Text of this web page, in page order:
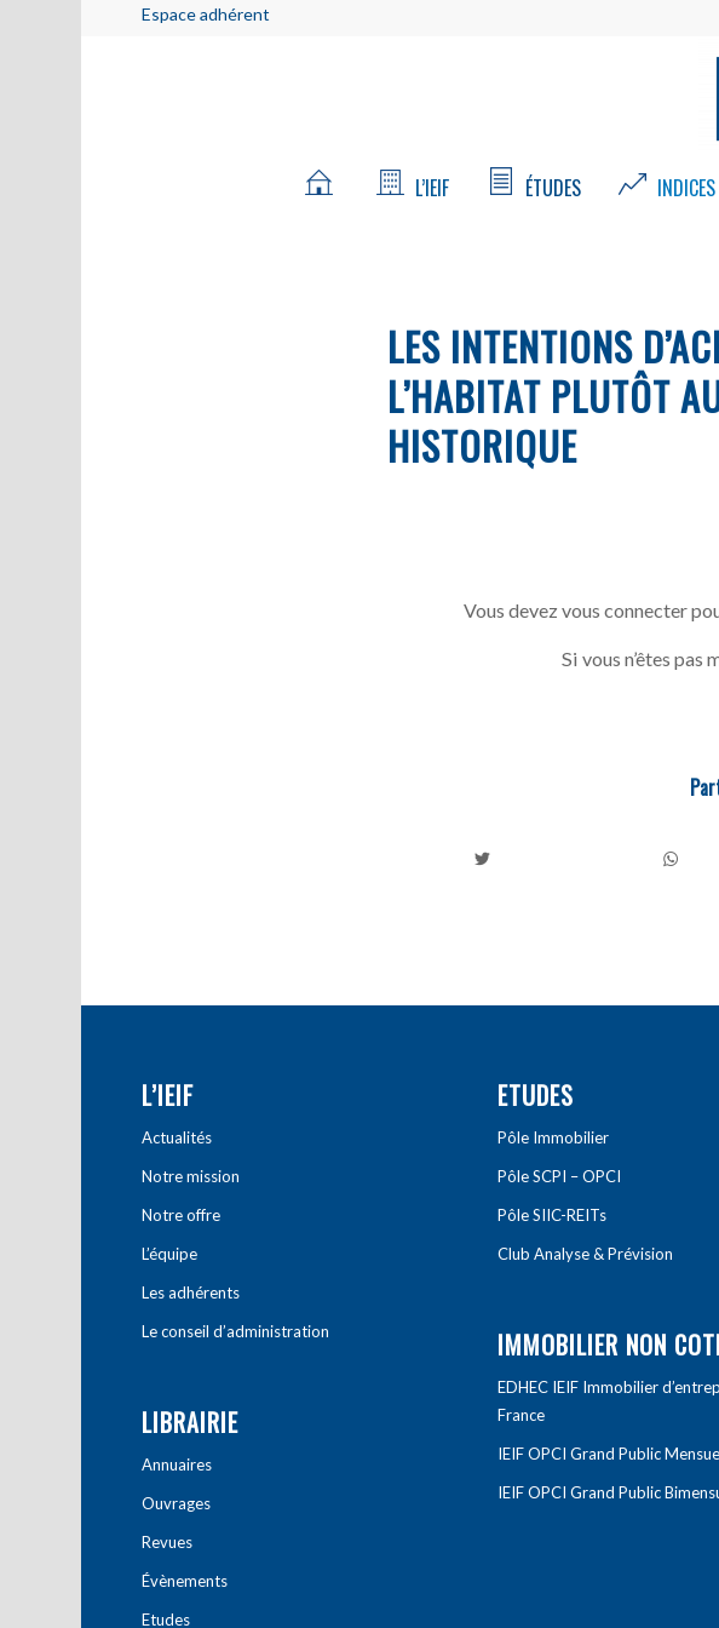
Espace adhérent
L’IEIF ÉTUDES INDICES
LES INTENTIONS
L’HABITAT PLUTÔT
HISTORIQUE
Vous devez vous connecter
Si vous n’êtes pas
L’IEIF
Actualités
Notre mission
Notre offre
L’équipe
Les adhérents
Le conseil d’administration
LIBRAIRIE
Annuaires
Ouvrages
Revues
Évènements
Etudes
ETUDES
Pôle Immobilier
Pôle SCPI – OPCI
Pôle SIIC-REITs
Club Analyse & Prévision
IMMOBILIER NON
EDHEC IEIF Immobilier
France
IEIF OPCI Grand Public
IEIF OPCI Grand Public